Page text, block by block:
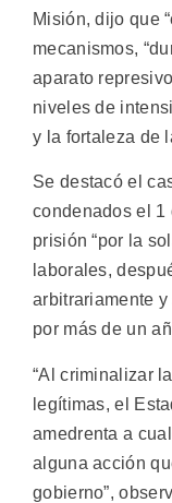
Misión, dijo que
mecanismos,
aparato
niveles de
y la fortaleza de
Se destacó el
condenados el 1
prisión “por la
laborales,
arbitrariamente
por más de un
“Al criminalizar
legítimas, el
amedrenta a
alguna acción
gobierno”,